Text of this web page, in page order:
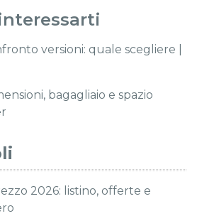
versioni: quale scegliere |
bagagliaio e spazio
2026: listino, offerte e